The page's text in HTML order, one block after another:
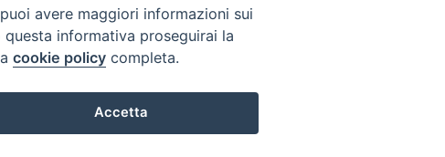
avere maggiori informazioni sui
informativa proseguirai la
cookie policy completa.
Accetta